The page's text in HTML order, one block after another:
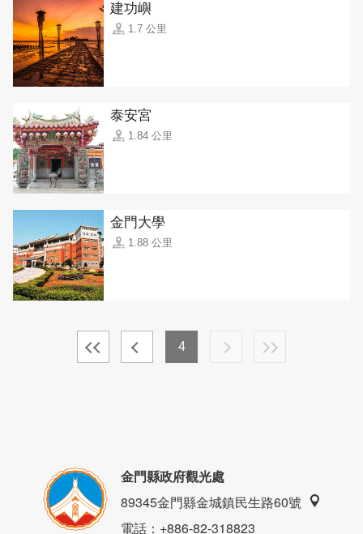
建功嶼
1.7 公里
泰安宮
1.84 公里
金門大學
1.88 公里
4
金門縣政府觀光處
89345金門縣金城鎮民生路60號
電話：+886-82-318823